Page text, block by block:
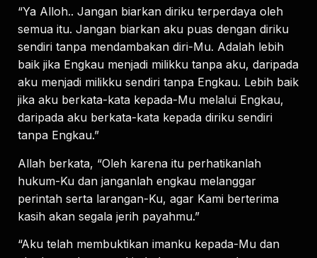
“Ya Alloh.. Jangan biarkan diriku terperdaya oleh
semua itu. Jangan biarkan aku puas dengan diriku
sendiri tanpa mendambakan diri-Mu. Adalah lebih
baik jika Engkau menjadi milikku tanpa aku, daripada
aku menjadi milikku sendiri tanpa Engkau. Lebih baik
jika aku berkata-kata kepada-Mu melalui Engkau,
daripada aku berkata-kata kepada diriku sendiri
tanpa Engkau.”
Allah berkata, “Oleh karena itu perhatikanlah
hukum-Ku dan janganlah engkau melanggar
perintah serta larangan-Ku, agar Kami berterima
kasih akan segala jerih payahmu.”
“Aku telah membuktikan imanku kepada-Mu dan